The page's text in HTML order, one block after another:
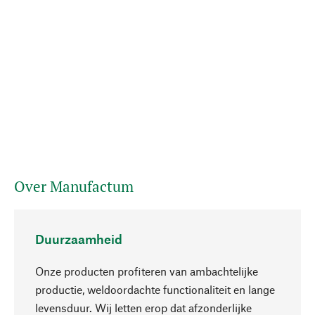
Over Manufactum
Duurzaamheid
Onze producten profiteren van ambachtelijke
productie, weldoordachte functionaliteit en lange
levensduur. Wij letten erop dat afzonderlijke